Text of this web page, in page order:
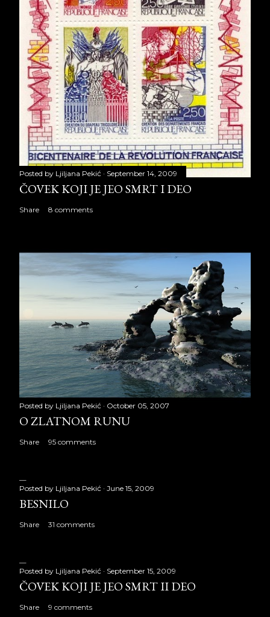
Posted by Ljiljana Pekić September 14, 2009
ČOVEK KOJI JE JEO SMRT I DEO
Share 8 comments
Posted by Ljiljana Pekić October 05, 2007
O ZLATNOM RUNU
Share 95 comments
Posted by Ljiljana Pekić June 15, 2009
BESNILO
Share 31 comments
Posted by Ljiljana Pekić September 15, 2009
ČOVEK KOJI JE JEO SMRT II DEO
Share 9 comments